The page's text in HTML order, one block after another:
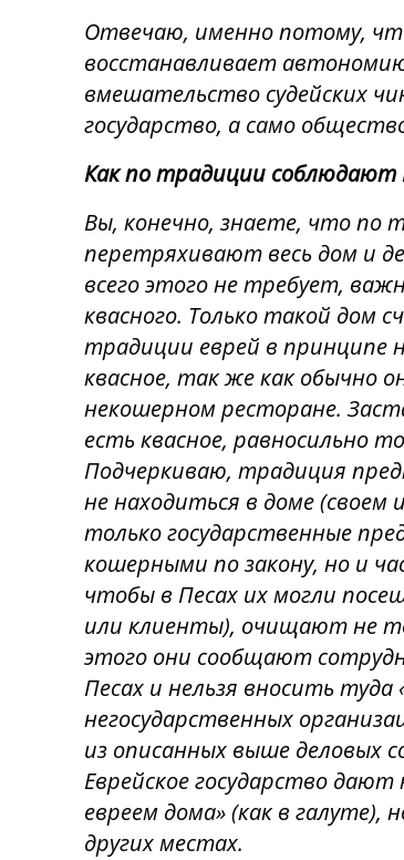
Отвечаю, именно потому,
восстанавливает
вмешательство судейских
государство, а само
Как по традиции соблюдают
Вы, конечно, знаете, что по
перетряхивают весь дом и
всего этого не требует,
квасного. Только такой
традиции еврей в принципе
квасное, так же как обычно
некошерном ресторане.
есть квасное, равносильно
Подчеркиваю, традиция
не находиться в доме (своем
только государственные
кошерными по закону, но и
чтобы в Песах их могли
или клиенты), очищают не
этого они сообщают
Песах и нельзя вносить
негосударственных
из описанных выше деловых
Еврейское государство
евреем дома» (как в галуте),
других местах.